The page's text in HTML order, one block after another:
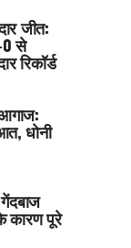
जीत:
से
रिकॉर्ड
धोनी
कारण पूरे